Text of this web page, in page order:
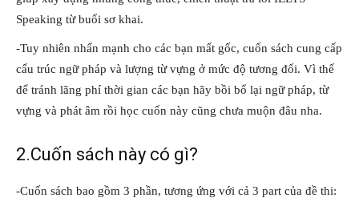
Speaking từ buổi sơ khai.
-Tuy nhiên nhấn mạnh cho các bạn mất gốc, cuốn sách cung cấp
cấu trúc ngữ pháp và lượng từ vựng ở mức độ tương đối. Vì thế
để tránh lãng phí thời gian các bạn hãy bồi bổ lại ngữ pháp, từ
vựng và phát âm rồi học cuốn này cũng chưa muộn đâu nha.
2.Cuốn sách này có gì?
-Cuốn sách bao gồm 3 phần, tương ứng với cả 3 part của đề thi: